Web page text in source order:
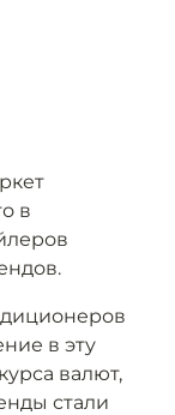
в
в эту
валют,
стали